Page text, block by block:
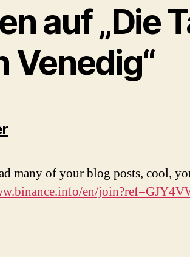
auf „Die
Venedig“
sagt:
many of your blog posts, cool,
en/